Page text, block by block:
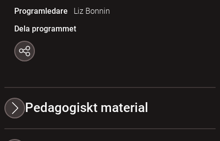
Programledare
Liz Bonnin
Dela programmet
Pedagogiskt material